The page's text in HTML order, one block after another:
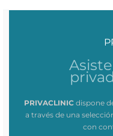
PRIVACLINIC dispone
a través de una
con